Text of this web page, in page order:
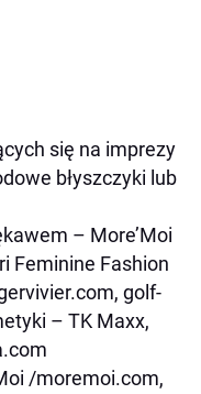
się na imprezy
błyszczyki lub
– More’Moi
Feminine Fashion
golf-
– TK Maxx,
/moremoi.com,